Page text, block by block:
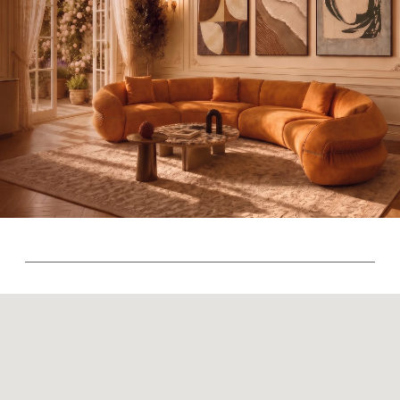
© 2026 Sky Living
Политика конфиденциальности
Политика возврата товаров
(на основании ФЗ-149 "Об информации")